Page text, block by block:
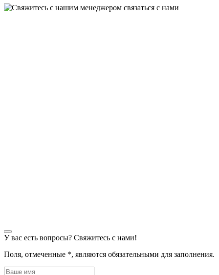
связаться с нами
У вас есть вопросы? Свяжитесь с нами!
Поля, отмеченные *, являются обязательными для заполнения.